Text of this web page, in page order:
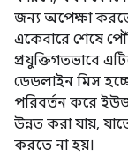
জন্য অপেক্ষা
একেবারে শেষে
প্রযুক্তিগতভাবে
ডেডলাইন মিস
পরিবর্তন করে
উন্নত করা যায়,
করতে না হয়।